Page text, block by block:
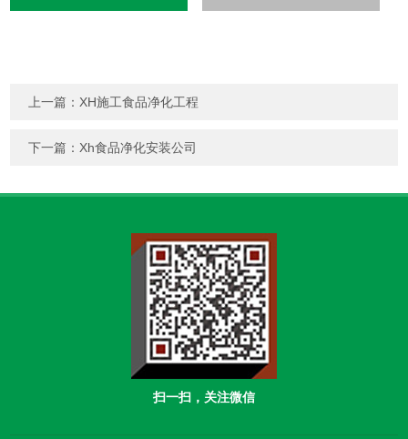
上一篇：XH施工食品净化工程
下一篇：Xh食品净化安装公司
扫一扫，关注微信